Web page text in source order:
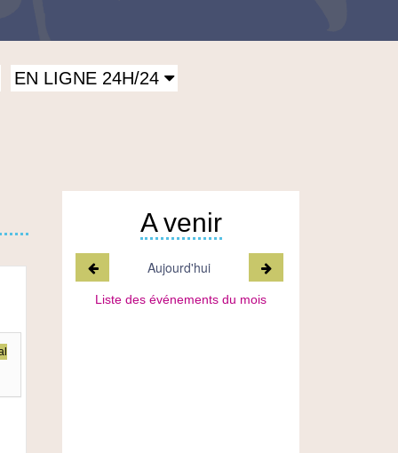
EN LIGNE 24H/24
A venir
Mois précédent
Aujourd'hui Mois suivant
Liste des événements du mois